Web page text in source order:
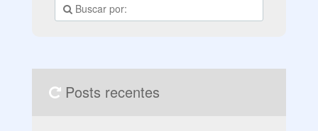
Posts recentes